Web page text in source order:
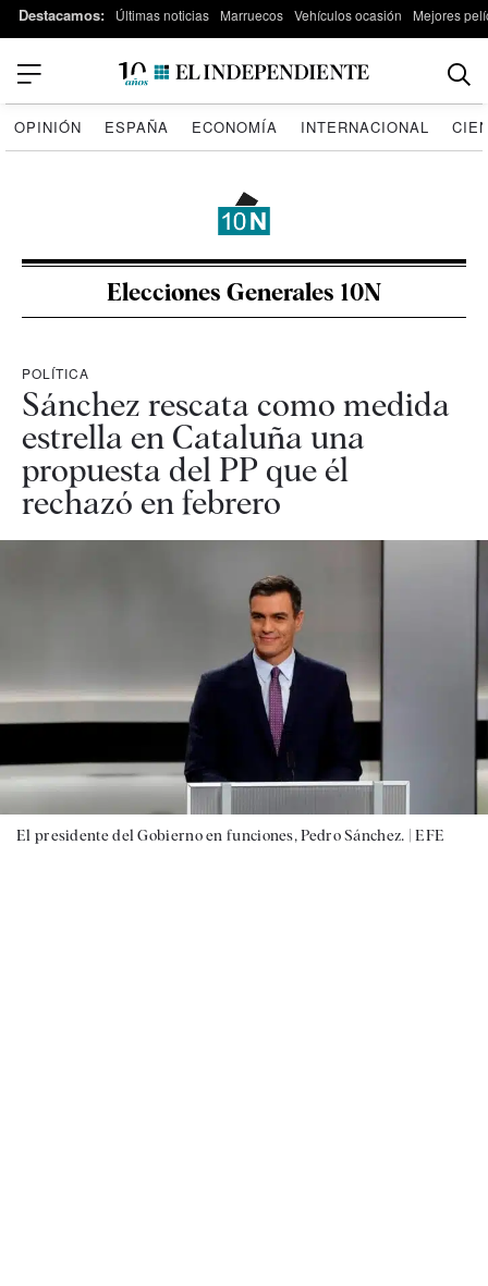
Destacamos: Últimas noticias Marruecos Vehículos ocasión Mejores
OPINIÓN ESPAÑA ECONOMÍA INTERNACIONAL
Elecciones Generales 10N
POLÍTICA
Sánchez rescata como medida
estrella en Cataluña una
propuesta del PP que él
rechazó en febrero
El presidente del Gobierno en funciones, Pedro Sánchez. |EFE